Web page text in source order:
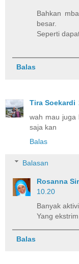
Bahkan
besar.
Seperti
Balas
Tira Soekardi
wah mau juga
saja kan
Balas
Balasan
Rosanna
10.20
Banyak
Yang
Balas